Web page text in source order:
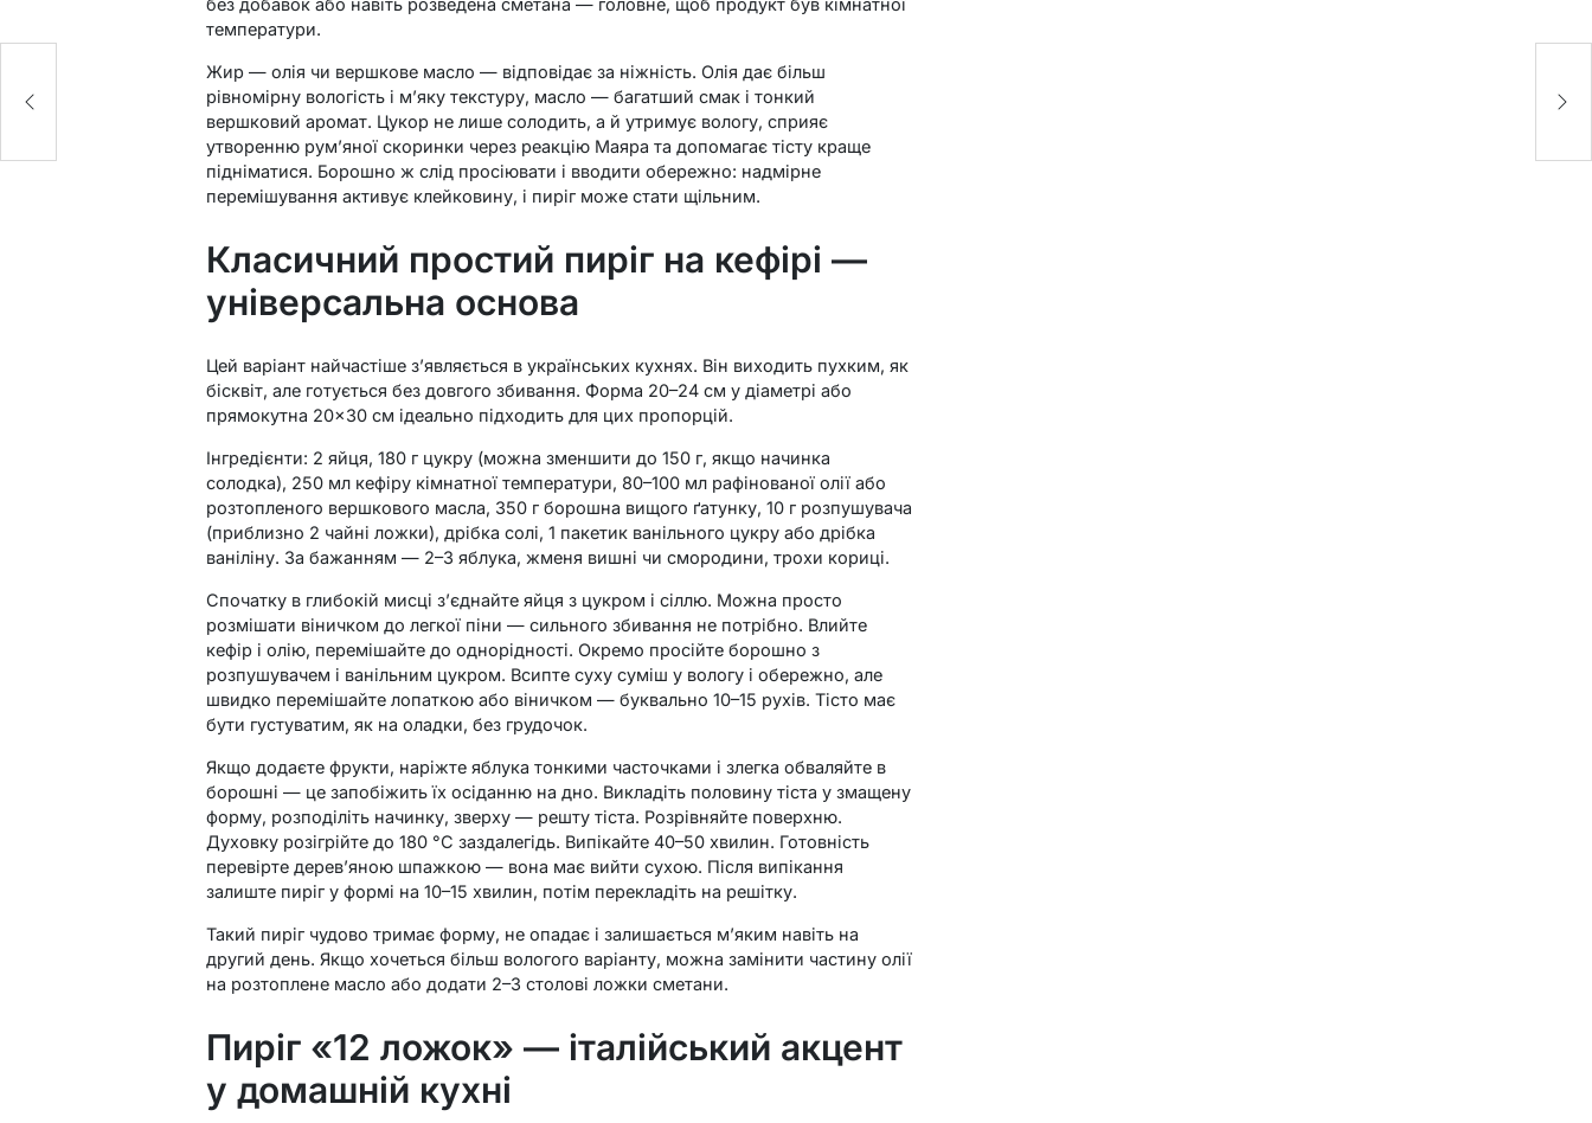
без добавок або навіть розведена сметана — головне, щоб продукт був кімнатної
температури.
Жир — олія чи вершкове масло — відповідає за ніжність. Олія дає більш
рівномірну вологість і м’яку текстуру, масло — багатший смак і тонкий
вершковий аромат. Цукор не лише солодить, а й утримує вологу, сприяє
утворенню рум’яної скоринки через реакцію Маяра та допомагає тісту краще
підніматися. Борошно ж слід просіювати і вводити обережно: надмірне
перемішування активує клейковину, і пиріг може стати щільним.
Класичний простий пиріг на кефірі —
універсальна основа
Цей варіант найчастіше з’являється в українських кухнях. Він виходить пухким, як
бісквіт, але готується без довгого збивання. Форма 20–24 см у діаметрі або
прямокутна 20×30 см ідеально підходить для цих пропорцій.
Інгредієнти: 2 яйця, 180 г цукру (можна зменшити до 150 г, якщо начинка
солодка), 250 мл кефіру кімнатної температури, 80–100 мл рафінованої олії або
розтопленого вершкового масла, 350 г борошна вищого ґатунку, 10 г розпушувача
(приблизно 2 чайні ложки), дрібка солі, 1 пакетик ванільного цукру або дрібка
ваніліну. За бажанням — 2–3 яблука, жменя вишні чи смородини, трохи кориці.
Спочатку в глибокій мисці з’єднайте яйця з цукром і сіллю. Можна просто
розмішати віничком до легкої піни — сильного збивання не потрібно. Влийте
кефір і олію, перемішайте до однорідності. Окремо просійте борошно з
розпушувачем і ванільним цукром. Всипте суху суміш у вологу і обережно, але
швидко перемішайте лопаткою або віничком — буквально 10–15 рухів. Тісто має
бути густуватим, як на оладки, без грудочок.
Якщо додаєте фрукти, наріжте яблука тонкими часточками і злегка обваляйте в
борошні — це запобіжить їх осіданню на дно. Викладіть половину тіста у змащену
форму, розподіліть начинку, зверху — решту тіста. Розрівняйте поверхню.
Духовку розігрійте до 180 °C заздалегідь. Випікайте 40–50 хвилин. Готовність
перевірте дерев’яною шпажкою — вона має вийти сухою. Після випікання
залиште пиріг у формі на 10–15 хвилин, потім перекладіть на решітку.
Такий пиріг чудово тримає форму, не опадає і залишається м’яким навіть на
другий день. Якщо хочеться більш вологого варіанту, можна замінити частину олії
на розтоплене масло або додати 2–3 столові ложки сметани.
Пиріг «12 ложок» — італійський акцент
у домашній кухні